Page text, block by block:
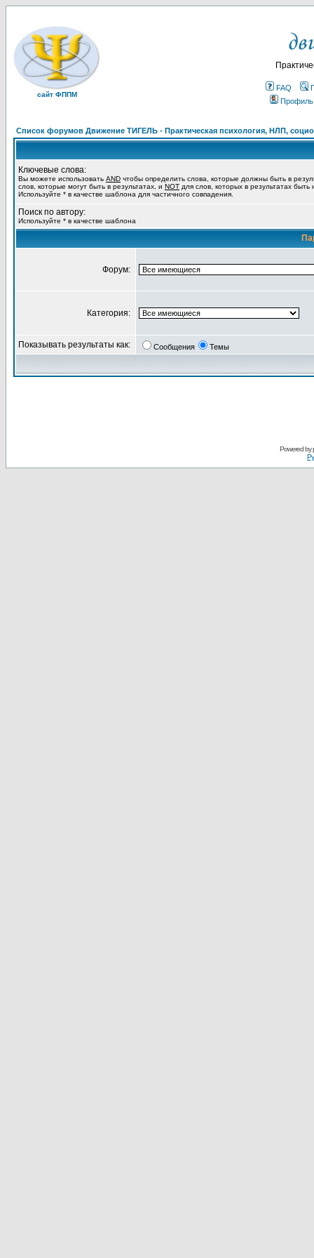
сайт ФППМ
FAQ
Профиль
Список форумов Движение ТИГЕЛЬ - Практическая психология, НЛП,
Ключевые слова:
Вы можете использовать AND чтобы определить слова, которые должны быть в
слов, которые могут быть в результатах, и NOT для слов, которых в результатах
Используйте * в качестве шаблона для частичного совпадения.
Поиск по автору:
Используйте * в качестве шаблона
Форум:
Категория:
Показывать результаты как: Сообщения Темы
Powered by